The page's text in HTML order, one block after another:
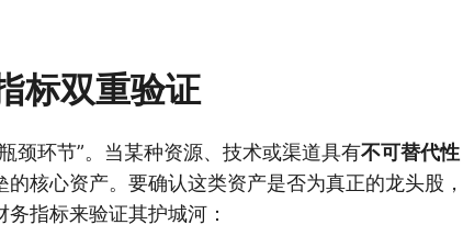
标双重验证
颈环节”。当某种资源、技术或渠道具有不可替代性
核心资产。要确认这类资产是否为真正的龙头股，
指标来验证其护城河：